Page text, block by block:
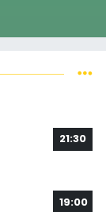
21:30
19:00